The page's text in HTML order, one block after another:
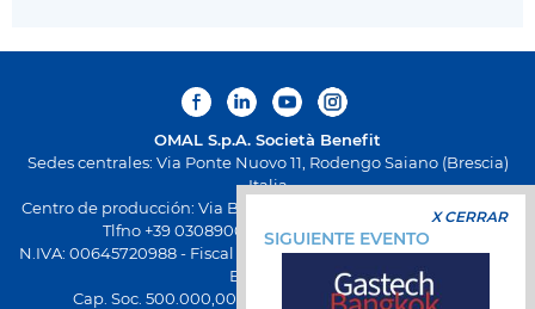
OMAL S.p.A. Società Benefit
Sedes centrales: Via Ponte Nuovo 11, Rodengo Saiano (Brescia)
Italia
Centro de producción: Via Brognolo 12, Passirano (Brescia) Italia
Tlfno +39 0308900145 Fax +39 0308900423
N.IVA: 00645720988 - Fiscal Code: 01661640175 - Inscripción REA
BS-258271
Cap. Soc. 500.000,00 € totalmente desembolsado
X CERRAR
SIGUIENTE EVENTO